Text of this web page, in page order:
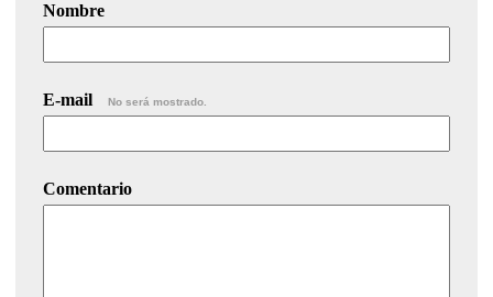
Nombre
E-mail No será mostrado.
Comentario